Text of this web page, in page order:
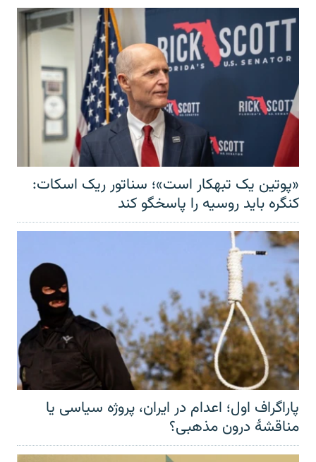
«پوتین یک تبهکار است»؛ سناتور ریک اسکات:
کنگره باید روسیه را پاسخگو کند
پاراگراف اول؛ اعدام در ایران، پروژه سیاسی یا
مناقشهٔ درون مذهبی؟